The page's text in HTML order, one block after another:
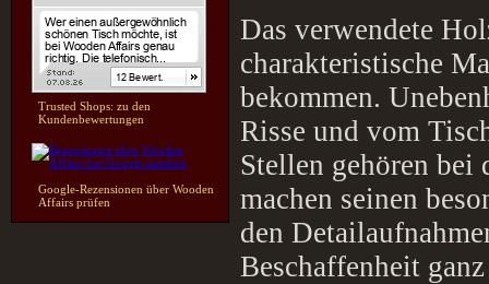
Trusted Shops: zu den
Kundenbewertungen
Google-Rezensionen über Wooden
Affairs prüfen
Das verwendete
charakteristische
bekommen.
Risse und vom
Stellen gehören bei
machen seinen
den
Beschaffenheit